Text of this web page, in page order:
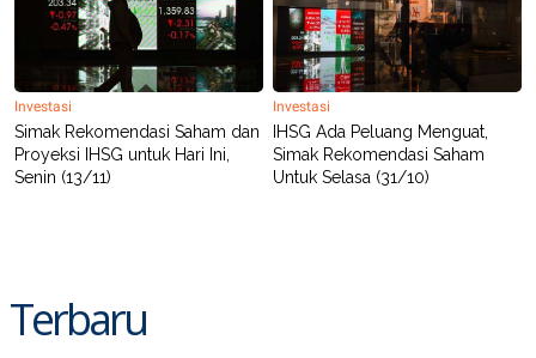
Investasi
Simak Rekomendasi Saham dan
Proyeksi IHSG untuk Hari Ini,
Senin (13/11)
Investasi
IHSG Ada Peluang Menguat,
Simak Rekomendasi Saham
Untuk Selasa (31/10)
Terbaru